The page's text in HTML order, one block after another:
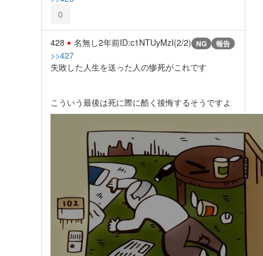
0
428 名無し2年前ID:c1NTUyMzI(2/2) NG 報告
>>427
失敗した人生を送った人の惨死がこれです
こういう最後は死に際に酷く後悔するそうですよ